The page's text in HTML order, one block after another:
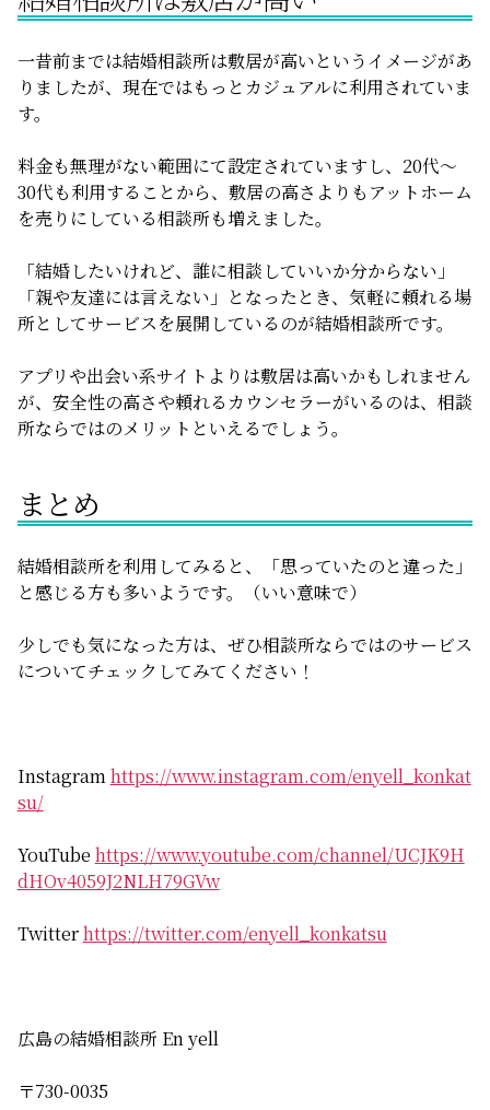
一昔前までは結婚相談所は敷居が高いというイメージがあ
りましたが、現在ではもっとカジュアルに利用されていま
す。
料金も無理がない範囲にて設定されていますし、 20代～
30代も利用することから、敷居の高さよりもアットホーム
を売りにしている相談所も増えました。
「結婚したいけれど、誰に相談していいか分からない」
「親や友達には言えない」となったとき、気軽に頼れる場
所としてサービスを展開しているのが結婚相談所です。
アプリや出会い系サイトよりは敷居は高いかもしれません
が、安全性の高さや頼れるカウンセラーがいるのは、相談
所ならではのメリットといえるでしょう。
まとめ
結婚相談所を利用してみると、「思っていたのと違った」
と感じる方も多いようです。（いい意味で）
少しでも気になった方は、ぜひ相談所ならではのサービス
についてチェックしてみてください！
Instagramhttps://www.instagram.com/enyell_konkat
su/
YouTube https://www.youtube.com/channel/UCJK9H
dHOv4059J2NLH79GVw
Twitterhttps://twitter.com/enyell_konkatsu
広島の結婚相談所 En yell
〒730-0035